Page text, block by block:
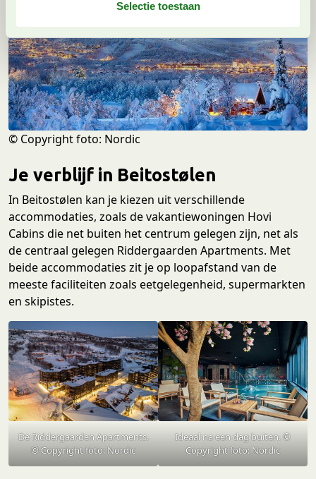
t
e
Selectie toestaan
© Copyright foto: Nordic
Je verblijf in Beitostølen
In Beitostølen kan je kiezen uit verschillende
accommodaties, zoals de vakantiewoningen Hovi
Cabins die net buiten het centrum gelegen zijn, net als
de centraal gelegen Riddergaarden Apartments. Met
beide accommodaties zit je op loopafstand van de
meeste faciliteiten zoals eetgelegenheid, supermarkten
en skipistes.
De Riddergaarden Apartments.
© Copyright foto: Nordic
Ideaal na een dag buiten. ©
Copyright foto: Nordic